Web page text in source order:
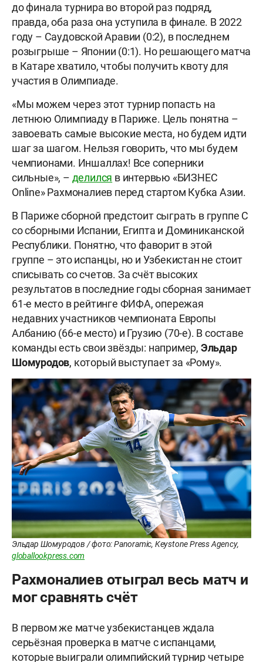
до финала турнира во второй раз подряд,
правда, оба раза она уступила в финале. В 2022
году – Саудовской Аравии (0:2), в последнем
розыгрыше – Японии (0:1). Но решающего матча
в Катаре хватило, чтобы получить квоту для
участия в Олимпиаде.
«Мы можем через этот турнир попасть на
летнюю Олимпиаду в Париже. Цель понятна –
завоевать самые высокие места, но будем идти
шаг за шагом. Нельзя говорить, что мы будем
чемпионами. Иншаллах! Все соперники
сильные», – делился в интервью «БИЗНЕС
Online» Рахмоналиев перед стартом Кубка Азии.
В Париже сборной предстоит сыграть в группе C
со сборными Испании, Египта и Доминиканской
Республики. Понятно, что фаворит в этой
группе – это испанцы, но и Узбекистан не стоит
списывать со счетов. За счёт высоких
результатов в последние годы сборная занимает
61-е место в рейтинге ФИФА, опережая
недавних участников чемпионата Европы
Албанию (66-е место) и Грузию (70-е). В составе
команды есть свои звёзды: например, Эльдар
Шомуродов, который выступает за «Рому».
Эльдар Шомуродов / фото: Panoramic, Keystone Press Agency,
globallookpress.com
Рахмоналиев отыграл весь матч и
мог сравнять счёт
В первом же матче узбекистанцев ждала
серьёзная проверка в матче с испанцами,
которые выиграли олимпийский турнир четыре